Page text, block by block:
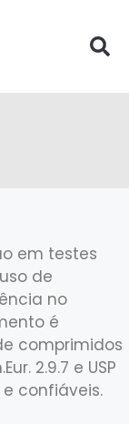
em testes
de
no
é
comprimidos
2.9.7 e USP
e confiáveis.